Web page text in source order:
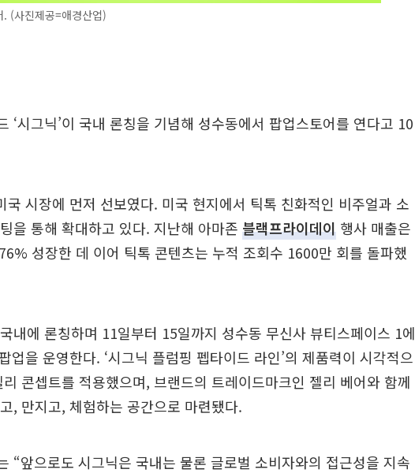
(사진제공=애경산업)
‘시그닉’이 국내 론칭을 기념해 성수동에서 팝업스토어를 연다고 10
국 시장에 먼저 선보였다. 미국 현지에서 틱톡 친화적인 비주얼과 소
을 통해 확대하고 있다. 지난해 아마존 블랙프라이데이 행사 매출은
성장한 데 이어 틱톡 콘텐츠는 누적 조회수 1600만 회를 돌파했
내에 론칭하며 11일부터 15일까지 성수동 무신사 뷰티스페이스 1에
업을 운영한다. ‘시그닉 플럼핑 펩타이드 라인’의 제품력이 시각적으
콘셉트를 적용했으며, 브랜드의 트레이드마크인 젤리 베어와 함께
, 만지고, 체험하는 공간으로 마련됐다.
“앞으로도 시그닉은 국내는 물론 글로벌 소비자와의 접근성을 지속